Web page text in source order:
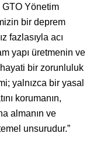
GTO Yönetim
bir deprem
fazlasıyla acı
yapı üretmenin ve
bir zorunluluk
yalnızca bir yasal
korumanın,
almanın ve
unsurudur.”